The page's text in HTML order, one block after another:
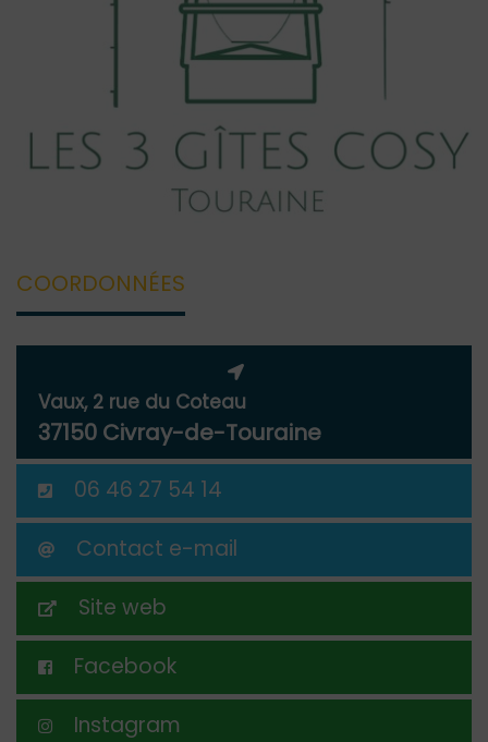
COORDONNÉES
Vaux, 2 rue du Coteau
37150 Civray-de-Touraine
06 46 27 54 14
Contact e-mail
Site web
Facebook
Instagram